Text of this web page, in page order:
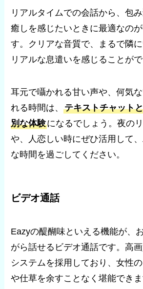
リアルタイムでの会話から、包
癒しを感じたいときに最適なの
す。クリアな音質で、まるで隣
リアルな息遣いを感じることがで
耳元で囁かれる甘い声や、何気
れる時間は、テキストチャット
別な体験になるでしょう。夜の
や、人恋しい時にぜひ活用して
な時間を過ごしてください。
ビデオ通話
Eazyの醍醐味といえる機能が、
がら話せるビデオ通話です。高
システムを採用しており、女性
や仕草を余すことなく堪能できま